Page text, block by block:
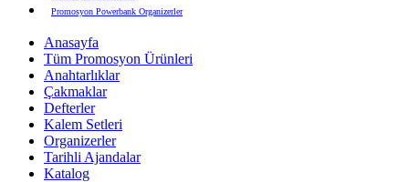
Promosyon Powerbank Organizerler
Promosyon Şapka
Promosyon Sekreter Bloknotlar
Promosyon Seramik ve Porselen Ürünler
Promosyon Speakerlar
Promosyon Tarihli Ajandalar
Promosyon Teknoloji Ürünleri
Promosyon Telefon Standları
Promosyon Termoslar
Promosyon Tişörtler
Anasayfa
Tüm Promosyon Ürünleri
Anahtarlıklar
Çakmaklar
Defterler
Kalem Setleri
Organizerler
Tarihli Ajandalar
Katalog